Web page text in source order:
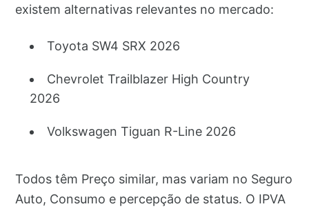
existem alternativas relevantes no mercado:
Toyota SW4 SRX 2026
Chevrolet Trailblazer High Country
2026
Volkswagen Tiguan R-Line 2026
Todos têm Preço similar, mas variam no Seguro
Auto, Consumo e percepção de status. O IPVA